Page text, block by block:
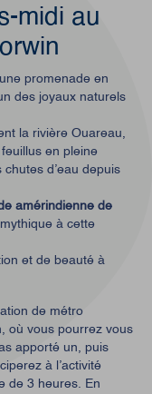
midi au
promenade en
des joyaux naturels
la rivière Ouareau,
en pleine
d’eau depuis
amérindienne de
à cette
et de beauté à
de métro
où vous pourrez vous
apporté un, puis
à l’activité
de 3 heures. En